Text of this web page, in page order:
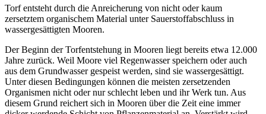
Torf entsteht durch die Anreicherung von nicht oder kaum
zersetztem organischem Material unter Sauerstoffabschluss in
wassergesättigten Mooren.
Der Beginn der Torfentstehung in Mooren liegt bereits etwa 12.000
Jahre zurück. Weil Moore viel Regenwasser speichern oder auch
aus dem Grundwasser gespeist werden, sind sie wassergesättigt.
Unter diesen Bedingungen können die meisten zersetzenden
Organismen nicht oder nur schlecht leben und ihr Werk tun. Aus
diesem Grund reichert sich in Mooren über die Zeit eine immer